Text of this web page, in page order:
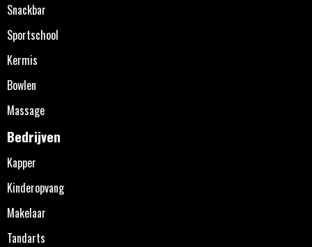
Snackbar
Sportschool
Kermis
Bowlen
Massage
Bedrijven
Kapper
Kinderopvang
Makelaar
Tandarts